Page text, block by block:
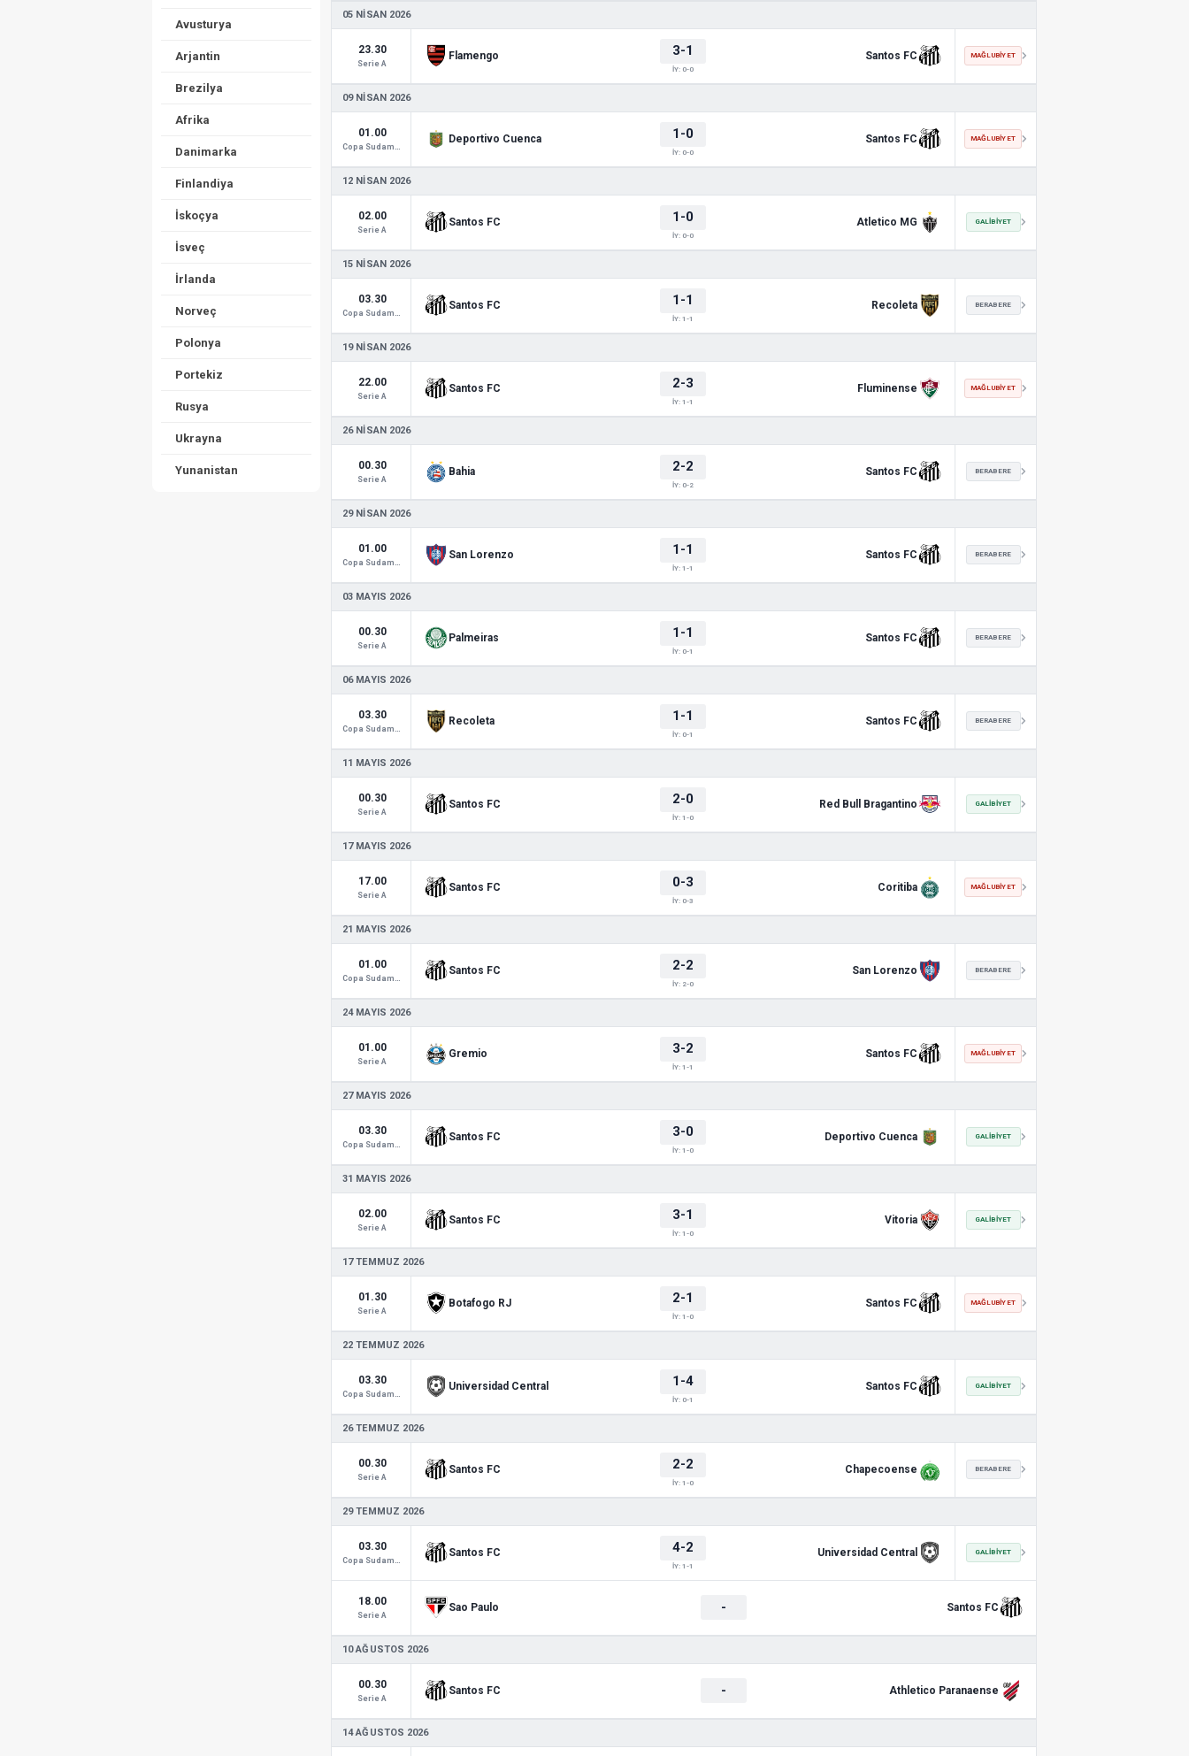
Avusturya
Arjantin
Brezilya
Afrika
Danimarka
Finlandiya
İskoçya
İsveç
İrlanda
Norveç
Polonya
Portekiz
Rusya
Ukrayna
Yunanistan
05 NISAN 2026
23.30
Serie A
Flamengo 3-1
İY: 0-0
Santos FC MAĞLUBIYET
09 NISAN 2026
01.00
Copa Sudamericana
Deportivo Cuenca 1-0
İY: 0-0
Santos FC MAĞLUBIYET
12 NISAN 2026
02.00
Serie A
Santos FC 1-0
İY: 0-0
Atletico MG GALIBIYET
15 NISAN 2026
03.30
Copa Sudamericana
Santos FC 1-1
İY: 1-1
Recoleta BERABERE
19 NISAN 2026
22.00
Serie A
Santos FC 2-3
İY: 1-1
Fluminense MAĞLUBIYET
26 NISAN 2026
00.30
Serie A
Bahia 2-2
İY: 0-2
Santos FC BERABERE
29 NISAN 2026
01.00
Copa Sudamericana
San Lorenzo 1-1
İY: 1-1
Santos FC BERABERE
03 MAYIS 2026
00.30
Serie A
Palmeiras 1-1
İY: 0-1
Santos FC BERABERE
06 MAYIS 2026
03.30
Copa Sudamericana
Recoleta 1-1
İY: 0-1
Santos FC BERABERE
11 MAYIS 2026
00.30
Serie A
Santos FC 2-0
İY: 1-0
Red Bull Bragantino GALIBIYET
17 MAYIS 2026
17.00
Serie A
Santos FC 0-3
İY: 0-3
Coritiba MAĞLUBIYET
21 MAYIS 2026
01.00
Copa Sudamericana
Santos FC 2-2
İY: 2-0
San Lorenzo BERABERE
24 MAYIS 2026
01.00
Serie A
Gremio 3-2
İY: 1-1
Santos FC MAĞLUBIYET
27 MAYIS 2026
03.30
Copa Sudamericana
Santos FC 3-0
İY: 1-0
Deportivo Cuenca GALIBIYET
31 MAYIS 2026
02.00
Serie A
Santos FC 3-1
İY: 1-0
Vitoria GALIBIYET
17 TEMMUZ 2026
01.30
Serie A
Botafogo RJ 2-1
İY: 1-0
Santos FC MAĞLUBIYET
22 TEMMUZ 2026
03.30
Copa Sudamericana
Universidad Central 1-4
İY: 0-1
Santos FC GALIBIYET
26 TEMMUZ 2026
00.30
Serie A
Santos FC 2-2
İY: 1-0
Chapecoense BERABERE
29 TEMMUZ 2026
03.30
Copa Sudamericana
Santos FC 4-2
İY: 1-1
Universidad Central GALIBIYET
18.00
Serie A
Sao Paulo - Santos FC
10 AĞUSTOS 2026
00.30
Serie A
Santos FC - Athletico Paranaense
14 AĞUSTOS 2026